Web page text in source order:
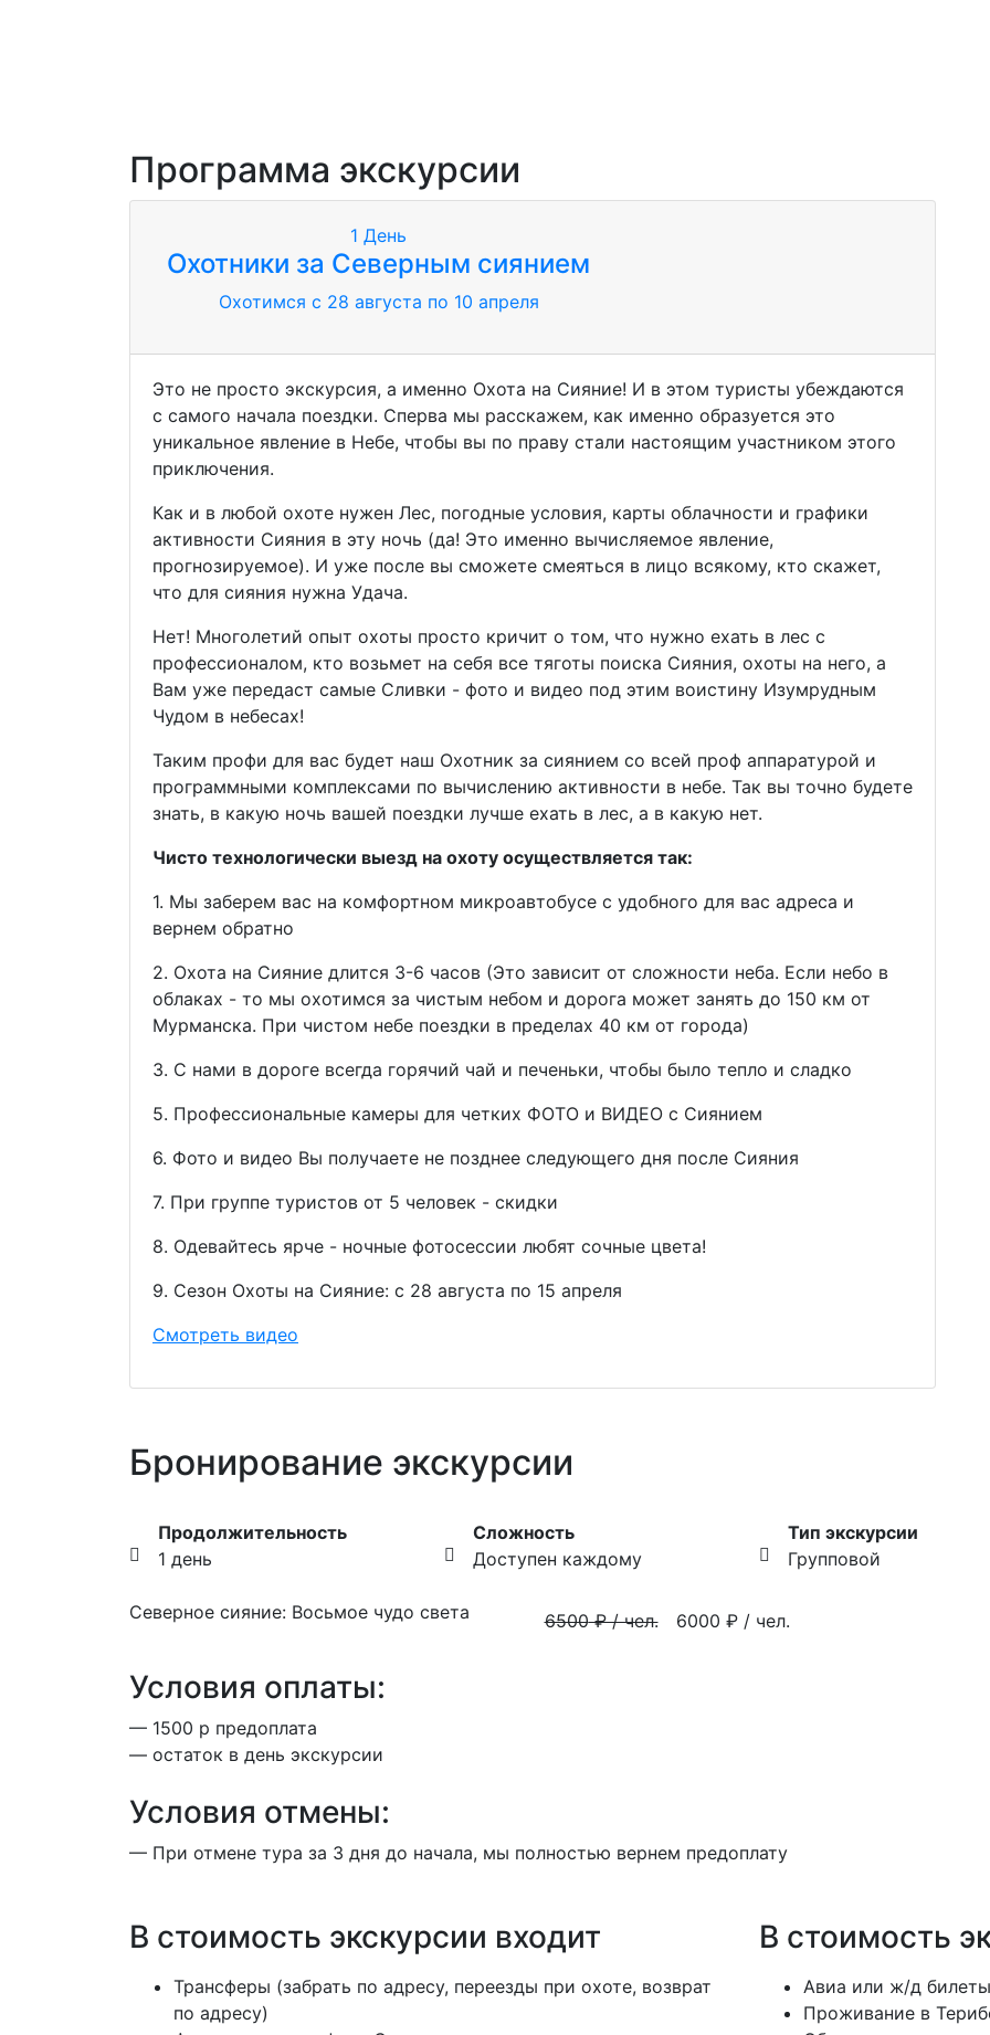
Программа экскурсии
1 День
Охотники за Северным сиянием
Охотимся с 28 августа по 10 апреля
Это не просто экскурсия, а именно Охота на Сияние! И в этом туристы убеждаются
с самого начала поездки. Сперва мы расскажем, как именно образуется это
уникальное явление в Небе, чтобы вы по праву стали настоящим участником этого
приключения.
Как и в любой охоте нужен Лес, погодные условия, карты облачности и графики
активности Сияния в эту ночь (да! Это именно вычисляемое явление,
прогнозируемое). И уже после вы сможете смеяться в лицо всякому, кто скажет,
что для сияния нужна Удача.
Нет! Многолетий опыт охоты просто кричит о том, что нужно ехать в лес с
профессионалом, кто возьмет на себя все тяготы поиска Сияния, охоты на него, а
Вам уже передаст самые Сливки - фото и видео под этим воистину Изумрудным
Чудом в небесах!
Таким профи для вас будет наш Охотник за сиянием со всей проф аппаратурой и
программными комплексами по вычислению активности в небе. Так вы точно будете
знать, в какую ночь вашей поездки лучше ехать в лес, а в какую нет.
Чисто технологически выезд на охоту осуществляется так:
1. Мы заберем вас на комфортном микроавтобусе с удобного для вас адреса и
вернем обратно
2. Охота на Сияние длится 3-6 часов (Это зависит от сложности неба. Если небо в
облаках - то мы охотимся за чистым небом и дорога может занять до 150 км от
Мурманска. При чистом небе поездки в пределах 40 км от города)
3. С нами в дороге всегда горячий чай и печеньки, чтобы было тепло и сладко
5. Профессиональные камеры для четких ФОТО и ВИДЕО с Сиянием
6. Фото и видео Вы получаете не позднее следующего дня после Сияния
7. При группе туристов от 5 человек - скидки
8. Одевайтесь ярче - ночные фотосессии любят сочные цвета!
9. Сезон Охоты на Сияние: с 28 августа по 15 апреля
Смотреть видео
Бронирование экскурсии
Продолжительность
1 день
Сложность
Доступен каждому
Тип экскурсии
Групповой
Северное сияние: Восьмое чудо света 6500₽ / чел. 6000 ₽ / чел.
Условия оплаты:
— 1500 р предоплата
— остаток в день экскурсии
Условия отмены:
— При отмене тура за 3 дня до начала, мы полностью вернем предоплату
В стоимость экскурсии входит
Трансферы (забрать по адресу, переезды при охоте, возврат
по адресу)
В стоимость
Авиа или ж/д
Проживание в